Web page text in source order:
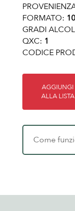
FORMATO:
GRADI
QXC: 1
CODICE
AGGIUNGI
ALLA LISTA
Come